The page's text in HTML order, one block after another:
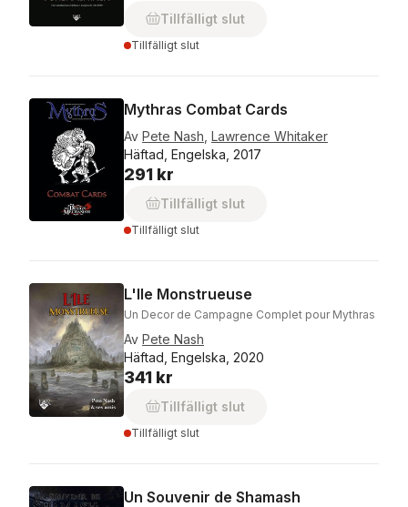
Tillfälligt slut
Tillfälligt slut
Mythras Combat Cards
Av Pete Nash Lawrence Whitaker
Häftad, Engelska, 2017
291 kr
Tillfälligt slut
Tillfälligt slut
L'Ile Monstrueuse
Un Decor de Campagne Complet pour Mythras
Av Pete Nash
Häftad, Engelska, 2020
341 kr
Tillfälligt slut
Tillfälligt slut
Un Souvenir de Shamash